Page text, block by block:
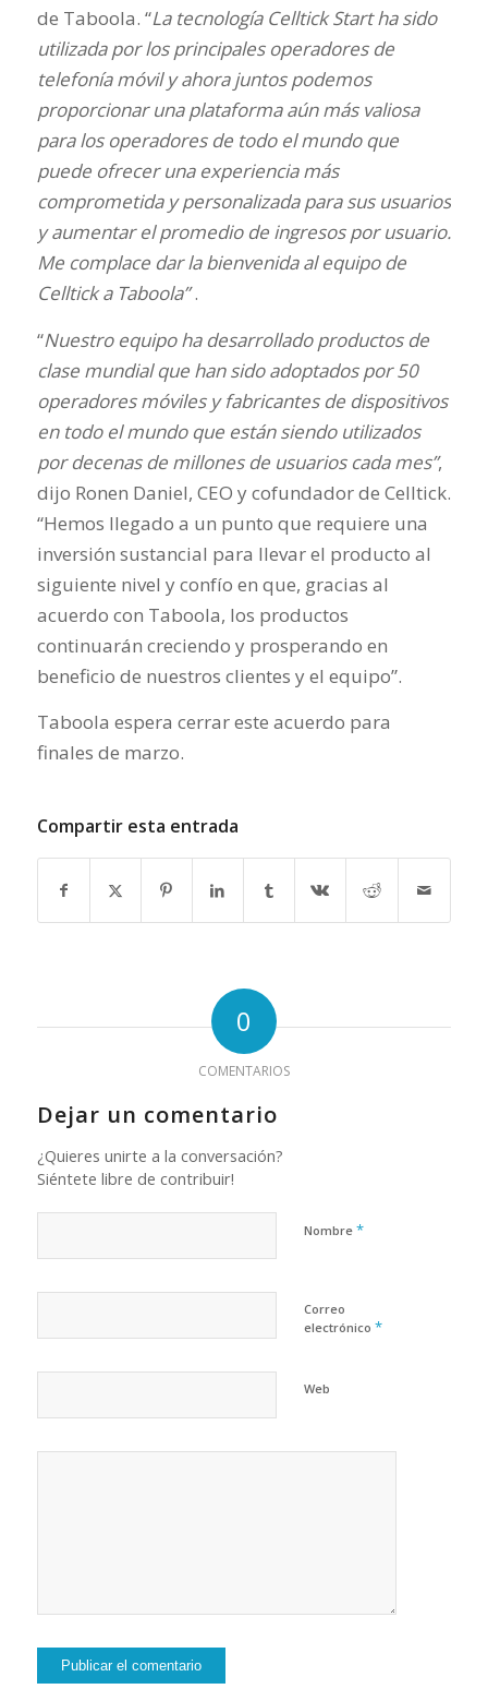
de Taboola. “La tecnología Celltick Start ha sido
utilizada por los principales operadores de
telefonía móvil y ahora juntos podemos
proporcionar una plataforma aún más valiosa
para los operadores de todo el mundo que
puede ofrecer una experiencia más
comprometida y personalizada para sus usuarios
y aumentar el promedio de ingresos por usuario.
Me complace dar la bienvenida al equipo de
Celltick a Taboola”.
“Nuestro equipo ha desarrollado productos de
clase mundial que han sido adoptados por 50
operadores móviles y fabricantes de dispositivos
en todo el mundo que están siendo utilizados
por decenas de millones de usuarios cada mes”,
dijo Ronen Daniel, CEO y cofundador de Celltick.
“Hemos llegado a un punto que requiere una
inversión sustancial para llevar el producto al
siguiente nivel y confío en que, gracias al
acuerdo con Taboola, los productos
continuarán creciendo y prosperando en
beneficio de nuestros clientes y el equipo”.
Taboola espera cerrar este acuerdo para
finales de marzo.
Compartir esta entrada
0
COMENTARIOS
Dejar un comentario
¿Quieres unirte a la conversación?
Siéntete libre de contribuir!
Nombre *
Correo
electrónico *
Web